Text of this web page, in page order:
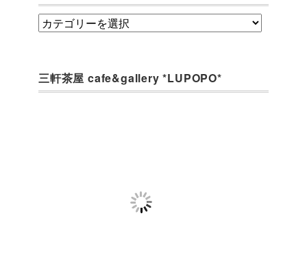
category
三軒茶屋 cafe&gallery *LUPOPO*